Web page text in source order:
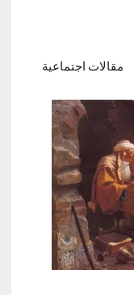
مقالات اجتماعية